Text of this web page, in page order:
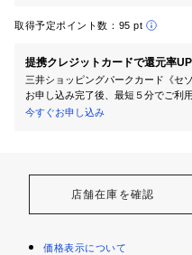
取得予定ポイント数： 95 pt
提携クレジットカードで還元率UP
三井ショッピングパークカード《セ
お申し込み完了後、最短５分でご利
今すぐお申し込み
店舗在庫を確認
価格表示について